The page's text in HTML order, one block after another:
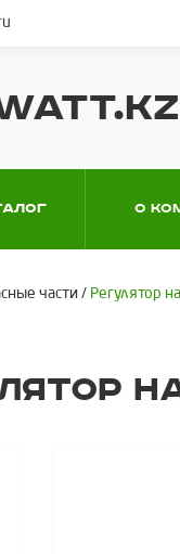
О
части / Регулятор